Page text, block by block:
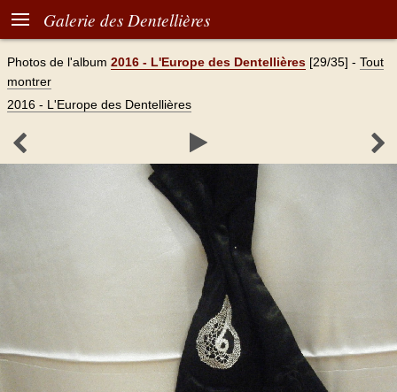
 Galerie des Dentellières
Photos de l'album 2016 - L'Europe des Dentellières [29/35] - Tout
montrer
2016 - L'Europe des Dentellières
  